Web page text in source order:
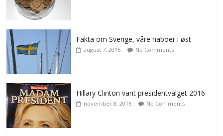
Fakta om Sverige, våre naboer i øst
august 7, 2016 No Comments
Hillary Clinton vant presidentvalget 2016
november 8, 2016 No Comments